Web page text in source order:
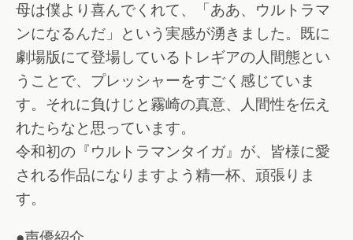
母は僕より喜んでくれて、「ああ、ウルトラマ
ンになるんだ」という実感が湧きました。既に
劇場版にて登場しているトレギアの人間態とい
うことで、プレッシャーをすごく感じていま
す。それに負けじと霧崎の真意、人間性を伝え
れたらなと思っています。
令和初の『ウルトラマンタイガ』が、皆様に愛
される作品になりますよう精一杯、頑張りま
す。